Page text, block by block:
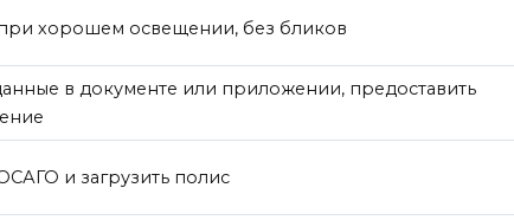
хорошем освещении, без бликов
в документе или приложении, предоставить
и загрузить полис